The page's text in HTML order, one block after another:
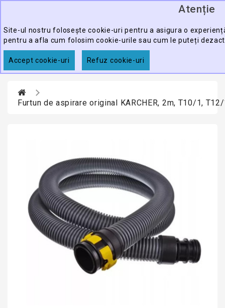
Atenție
Site-ul nostru folosește cookie-uri pentru a asigura o
pentru a afla cum folosim cookie-urile sau cum le puteți
Accept cookie-uri Refuz cookie-uri
0
PROFESIONALE
PROMOTII
Furtun de aspirare original KARCHER, 2m, T10/1,